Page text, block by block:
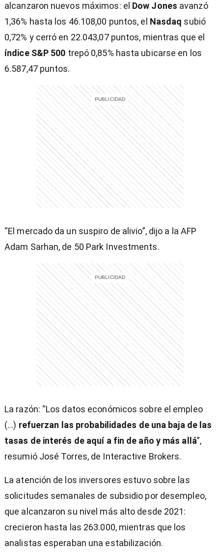
alcanzaron nuevos máximos: el Dow Jones avanzó
1,36% hasta los 46.108,00 puntos, el Nasdaq subió
0,72% y cerró en 22.043,07 puntos, mientras que el
índice S&P 500 trepó 0,85% hasta ubicarse en los
6.587,47 puntos.
“El mercado da un suspiro de alivio”, dijo a la AFP
Adam Sarhan, de 50 Park Investments.
La razón: “Los datos económicos sobre el empleo
(...) refuerzan las probabilidades de una baja de las
tasas de interés de aquí a fin de año y más allá”,
resumió José Torres, de Interactive Brokers.
La atención de los inversores estuvo sobre las
solicitudes semanales de subsidio por desempleo,
que alcanzaron su nivel más alto desde 2021:
crecieron hasta las 263.000, mientras que los
analistas esperaban una estabilización.